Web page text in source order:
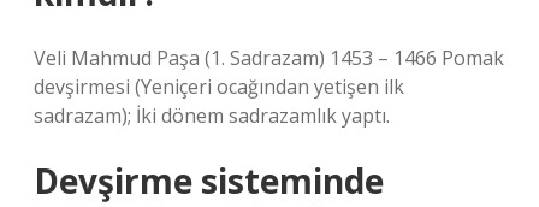
Veli Mahmud Paşa (1. Sadrazam) 1453 – 1466 Pomak
devşirmesi (Yeniçeri ocağından yetişen ilk
sadrazam); İki dönem sadrazamlık yaptı.
Devşirme sisteminde